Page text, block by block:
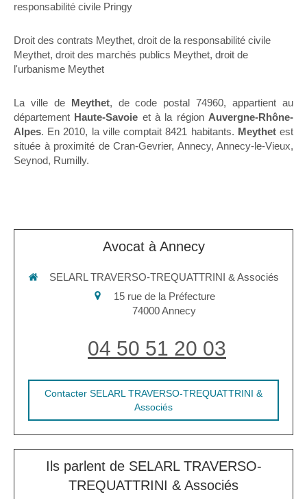
responsabilité civile Pringy
Droit des contrats Meythet, droit de la responsabilité civile
Meythet, droit des marchés publics Meythet, droit de
l'urbanisme Meythet
La ville de Meythet, de code postal 74960, appartient au
département Haute-Savoie et à la région Auvergne-Rhône-
Alpes. En 2010, la ville comptait 8421 habitants. Meythetest
située à proximité de Cran-Gevrier, Annecy, Annecy-le-Vieux,
Seynod, Rumilly.
Avocat à Annecy
SELARL TRAVERSO-TREQUATTRINI & Associés
15 rue de la Préfecture
74000Annecy
04 50 51 20 03
Contacter SELARL TRAVERSO-TREQUATTRINI &
Associés
Ils parlent de SELARL TRAVERSO-
TREQUATTRINI & Associés